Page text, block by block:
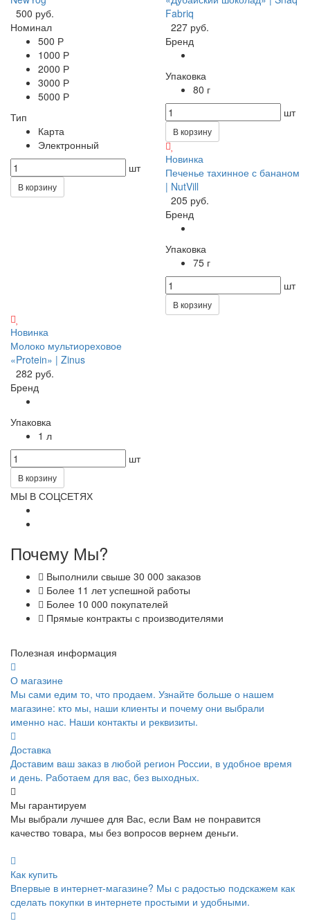
500 руб.
Номинал
500 Р
1000 Р
2000 Р
3000 Р
5000 Р
Тип
Карта
Электронный
шт
В корзину
Fabriq
227 руб.
Бренд
Упаковка
80 г
шт
В корзину
Новинка
Печенье тахинное с бананом
| NutVill
205 руб.
Бренд
Упаковка
75 г
шт
В корзину
Новинка
Молоко мультиореховое
«Protein» | Zinus
282 руб.
Бренд
Упаковка
1 л
шт
В корзину
МЫ В СОЦСЕТЯХ
Почему Мы?
Выполнили свыше 30 000 заказов
Более 11 лет успешной работы
Более 10 000 покупателей
Прямые контракты с производителями
Полезная информация
О магазине
Мы сами едим то, что продаем. Узнайте больше о нашем
магазине: кто мы, наши клиенты и почему они выбрали
именно нас. Наши контакты и реквизиты.
Доставка
Доставим ваш заказ в любой регион России, в удобное время
и день. Работаем для вас, без выходных.
Мы гарантируем
Мы выбрали лучшее для Вас, если Вам не понравится
качество товара, мы без вопросов вернем деньги.
Как купить
Впервые в интернет-магазине? Мы с радостью подскажем как
сделать покупки в интернете простыми и удобными.